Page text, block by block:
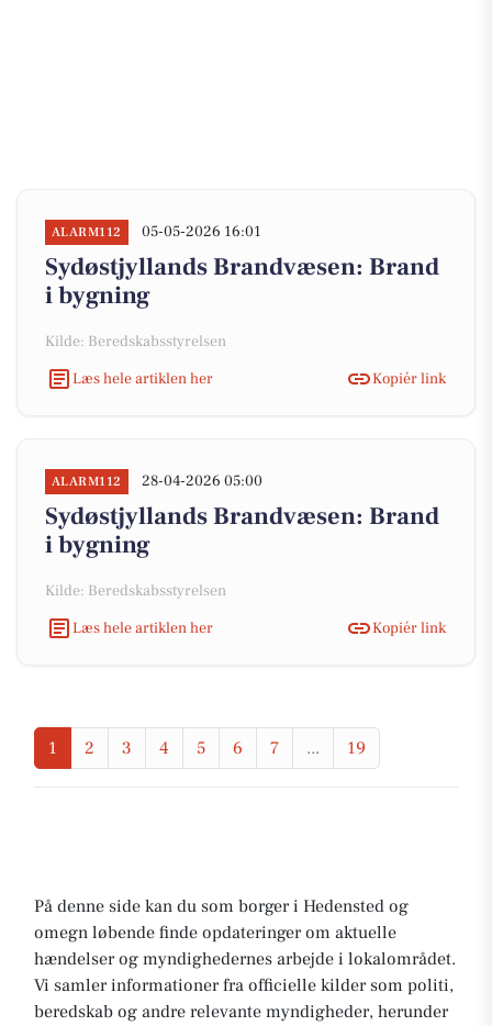
ALARM112 05-05-2026 16:01
Sydøstjyllands Brandvæsen: Brand
i bygning
Kilde: Beredskabsstyrelsen
Læs hele artiklen her
Kopiér link
ALARM112 28-04-2026 05:00
Sydøstjyllands Brandvæsen: Brand
i bygning
Kilde: Beredskabsstyrelsen
Læs hele artiklen her
Kopiér link
1 2 3 4 5 6 7 ... 19
På denne side kan du som borger i Hedensted og
omegn løbende finde opdateringer om aktuelle
hændelser og myndighedernes arbejde i lokalområdet.
Vi samler informationer fra officielle kilder som politi,
beredskab og andre relevante myndigheder, herunder